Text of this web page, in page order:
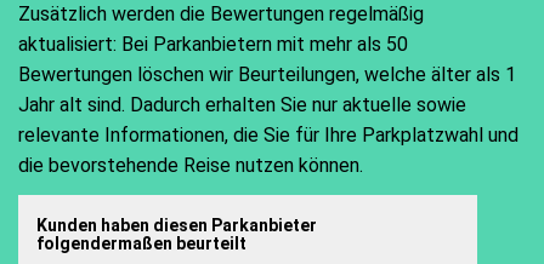
Zusätzlich werden die Bewertungen regelmäßig
aktualisiert: Bei Parkanbietern mit mehr als 50
Bewertungen löschen wir Beurteilungen, welche älter als 1
Jahr alt sind. Dadurch erhalten Sie nur aktuelle sowie
relevante Informationen, die Sie für Ihre Parkplatzwahl und
die bevorstehende Reise nutzen können.
Kunden haben diesen Parkanbieter
folgendermaßen beurteilt